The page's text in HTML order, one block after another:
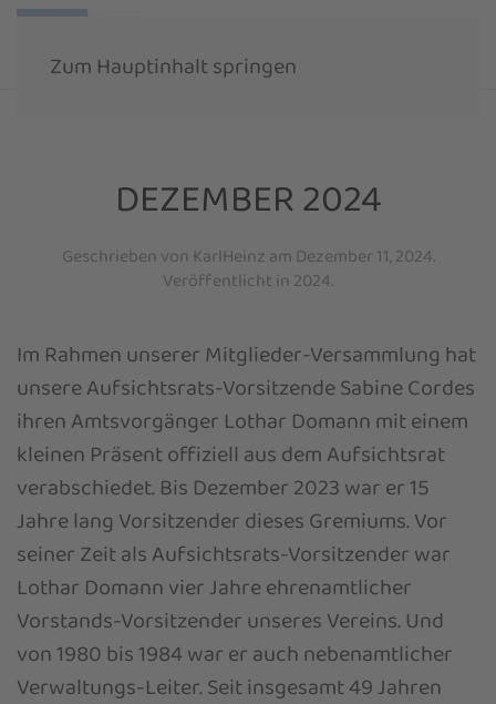
Zum Hauptinhalt springen
DEZEMBER 2024
Geschrieben von KarlHeinz am Dezember 11, 2024.
Veröffentlicht in 2024.
Im Rahmen unserer Mitglieder-Versammlung hat
unsere Aufsichtsrats-Vorsitzende Sabine Cordes
ihren Amtsvorgänger Lothar Domann mit einem
kleinen Präsent offiziell aus dem Aufsichtsrat
verabschiedet. Bis Dezember 2023 war er 15
Jahre lang Vorsitzender dieses Gremiums. Vor
seiner Zeit als Aufsichtsrats-Vorsitzender war
Lothar Domann vier Jahre ehrenamtlicher
Vorstands-Vorsitzender unseres Vereins. Und
von 1980 bis 1984 war er auch nebenamtlicher
Verwaltungs-Leiter. Seit insgesamt 49 Jahren